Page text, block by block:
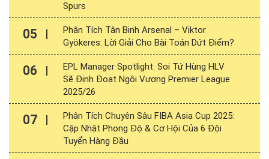
Spurs
05
Phân Tích Tân Binh Arsenal – Viktor
Gyökeres: Lời Giải Cho Bài Toán Dứt Điểm?
06
EPL Manager Spotlight: Soi Tứ Hùng HLV
Sẽ Định Đoạt Ngôi Vương Premier League
2025/26
07
Phân Tích Chuyên Sâu FIBA Asia Cup 2025:
Cập Nhật Phong Độ & Cơ Hội Của 6 Đội
Tuyển Hàng Đầu